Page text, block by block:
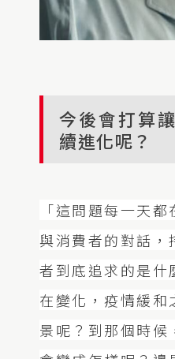
今後會打算
續進化呢？
「這問題每一天
與消費者的對話，
者到底追求的是什
在變化，疫情緩和
景呢？到那個時